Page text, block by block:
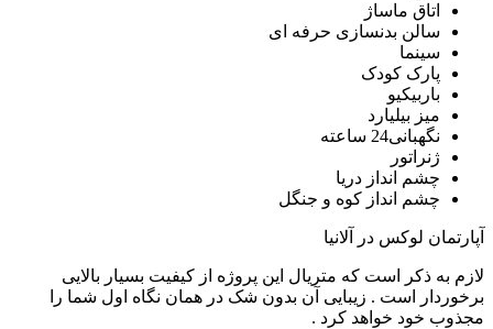
اتاق ماساژ
سالن بدنسازی حرفه ای
سینما
پارک کودک
باربیکیو
میز بیلیارد
نگهبانی24 ساعته
ژنراتور
چشم انداز دریا
چشم انداز کوه و جنگل
آپارتمان لوکس در آلانیا
لازم به ذکر است که متریال این پروژه از کیفیت بسیار بالایی
برخوردار است . زیبایی آن بدون شک در همان نگاه اول شما را
مجذوب خود خواهد کرد .